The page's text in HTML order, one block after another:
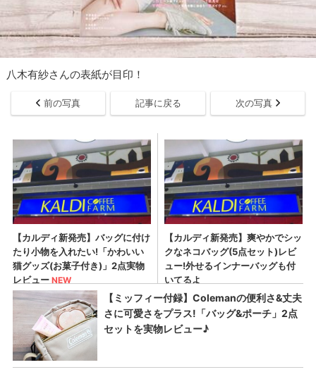
八木有紗さんの表紙が目印！
前の写真 記事に戻る 次の写真